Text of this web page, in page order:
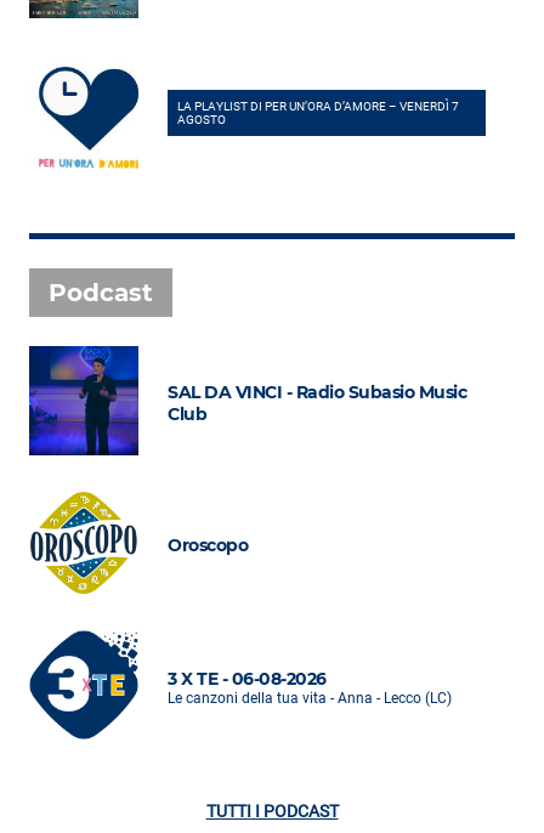
LA PLAYLIST DI PER UN’ORA D’AMORE – VENERDÌ 7
AGOSTO
Podcast
SAL DA VINCI - Radio Subasio Music
Club
Oroscopo
3 X TE - 06-08-2026
Le canzoni della tua vita - Anna - Lecco (LC)
TUTTI I PODCAST